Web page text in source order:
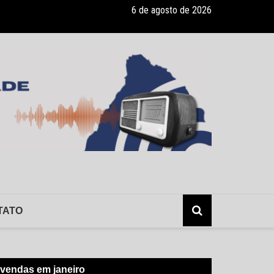
alerta: hepatite sem sintomas, e os risco da infecção sem o
6 de agosto de 2026
em janeiro